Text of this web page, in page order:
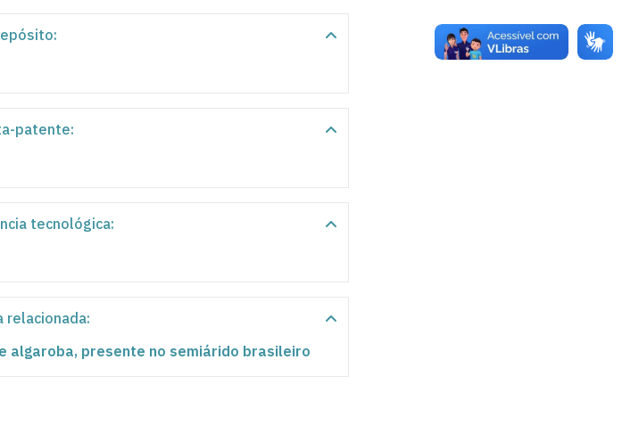
patente:
tecnológica:
relacionada:
algaroba, presente no semiárido brasileiro